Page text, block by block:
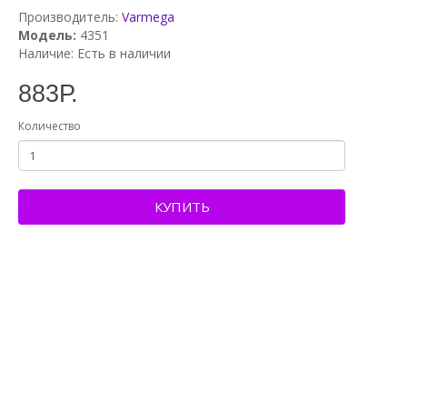
Производитель: Varmega
Модель: 4351
Наличие: Есть в наличии
883Р.
Количество
КУПИТЬ